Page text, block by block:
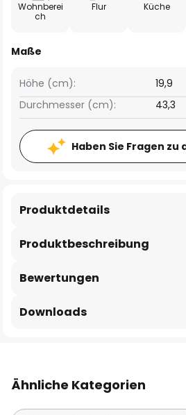
Wohnberei
ch
Flur Küche
Maße
Höhe (cm):
19,9
Durchmesser (cm):
43,3
Haben Sie Fragen zu
Produktbeschreibung
Produktdetails
Bewertungen
Downloads
Ähnliche Kategorien